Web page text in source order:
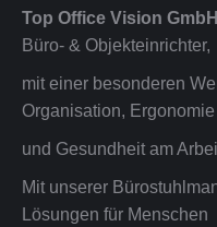
Top Office Vision GmbH
Büro- & Objekteinrichter,
mit einer besonderen
Organisation, Ergonomie
und Gesundheit am
Mit unserer
Lösungen für Menschen